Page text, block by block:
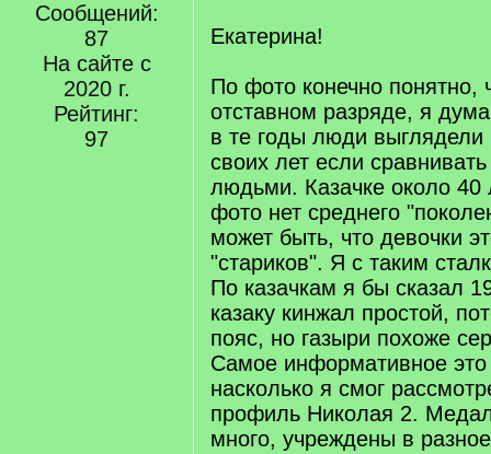
Сообщений:
87
На сайте с
2020 г.
Рейтинг:
97
Екатерина!
По фото конечно понятно,
отставном разряде, я
в те годы люди выглядели
своих лет если
людьми. Казачке около 40
фото нет среднего
может быть, что девочки
"стариков". Я с таким
По казачкам я бы сказал
казаку кинжал простой,
пояс, но газыри похоже
Самое информативное
насколько я смог
профиль Николая 2.
много, учреждены в